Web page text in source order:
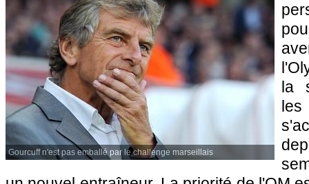
Gourcuff n'est pas emballé par le challenge marseillais
la
les